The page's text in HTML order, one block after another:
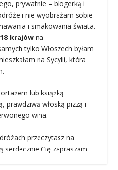
prywatnie – blogerką i
i nie wyobrażam sobie
i smakowania świata.
18 krajów na
tylko Włoszech byłam
na Sycylii, która
lub książką
prawdziwą włoską pizzą i
wina.
przeczytasz na
serdecznie Cię zapraszam.